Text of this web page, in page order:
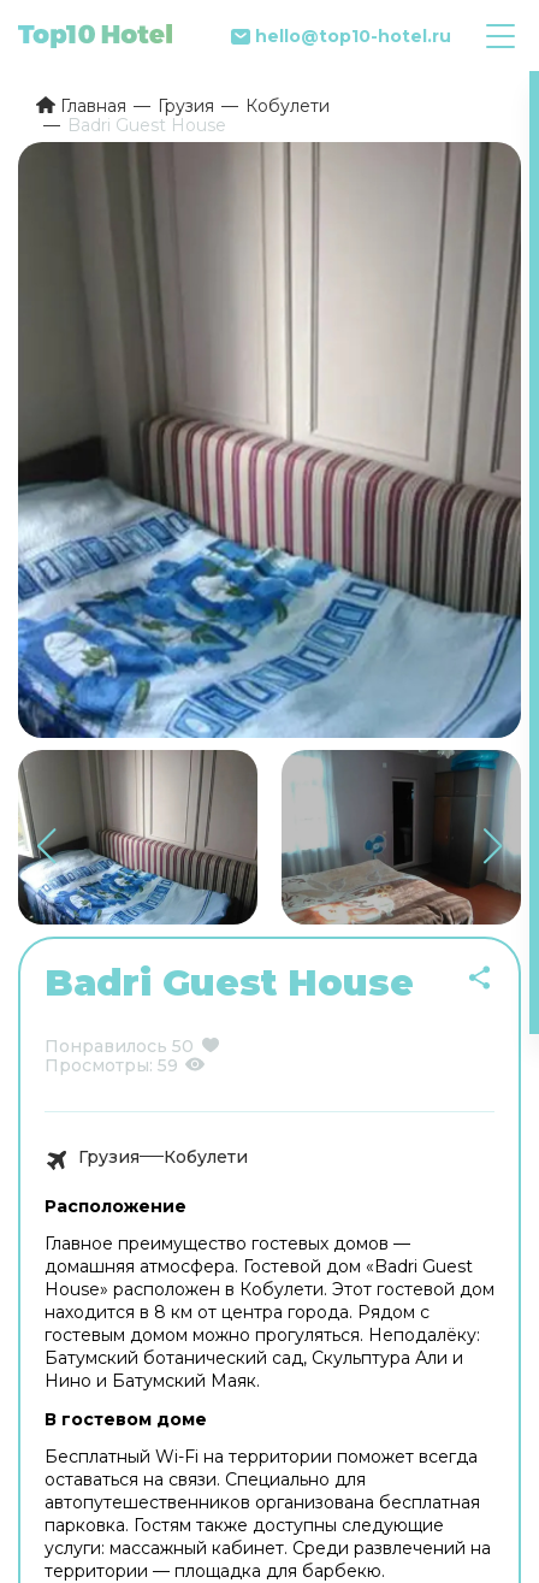
hello@top10-hotel.ru
Главная Грузия
Кобулети
Badri Guest House
Badri Guest House
Понравилось 50
Просмотры: 59
Грузия Кобулети
Расположение
Главное преимущество гостевых домов —
домашняя атмосфера. Гостевой дом «Badri Guest
House» расположен в Кобулети. Этот гостевой дом
находится в 8 км от центра города. Рядом с
гостевым домом можно прогуляться. Неподалёку:
Батумский ботанический сад, Скульптура Али и
Нино и Батумский Маяк.
В гостевом доме
Бесплатный Wi-Fi на территории поможет всегда
оставаться на связи. Специально для
автопутешественников организована бесплатная
парковка. Гостям также доступны следующие
услуги: массажный кабинет. Среди развлечений на
территории — площадка для барбекю.